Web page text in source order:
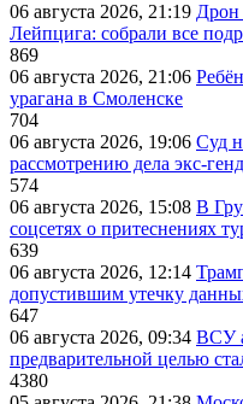
06 августа 2026, 21:19 Дрон
Лейпцига: собрали все
869
06 августа 2026, 21:06
урагана в Смоленске
704
06 августа 2026, 19:06 Суд
рассмотрению дела экс-
574
06 августа 2026, 15:08 В
соцсетях о притеснениях
639
06 августа 2026, 12:14
допустившим утечку
647
06 августа 2026, 09:34 ВСУ
предварительной целью
4380